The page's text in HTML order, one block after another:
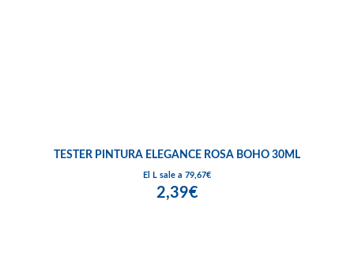
TESTER PINTURA ELEGANCE ROSA BOHO 30ML
El L sale a 79,67€
2,39€